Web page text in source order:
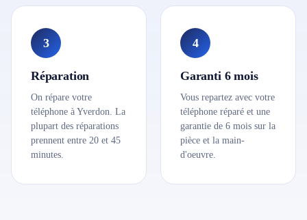
3
Réparation
On répare votre
téléphone à Yverdon. La
plupart des réparations
prennent entre 20 et 45
minutes.
4
Garanti 6 mois
Vous repartez avec votre
téléphone réparé et une
garantie de 6 mois sur la
pièce et la main-
d'oeuvre.